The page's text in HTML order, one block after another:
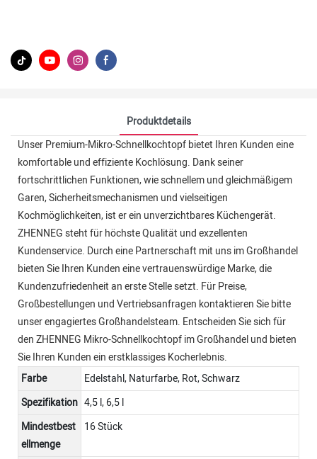
Produktdetails
Unser Premium-Mikro-Schnellkochtopf bietet Ihren Kunden eine
komfortable und effiziente Kochlösung. Dank seiner
fortschrittlichen Funktionen, wie schnellem und gleichmäßigem
Garen, Sicherheitsmechanismen und vielseitigen
Kochmöglichkeiten, ist er ein unverzichtbares Küchengerät.
ZHENNEG steht für höchste Qualität und exzellenten
Kundenservice. Durch eine Partnerschaft mit uns im Großhandel
bieten Sie Ihren Kunden eine vertrauenswürdige Marke, die
Kundenzufriedenheit an erste Stelle setzt. Für Preise,
Großbestellungen und Vertriebsanfragen kontaktieren Sie bitte
unser engagiertes Großhandelsteam. Entscheiden Sie sich für
den ZHENNEG Mikro-Schnellkochtopf im Großhandel und bieten
Sie Ihren Kunden ein erstklassiges Kocherlebnis.
Farbe
Edelstahl, Naturfarbe, Rot, Schwarz
Spezifikation 4,5 l, 6,5 l
Mindestbest
ellmenge
16 Stück